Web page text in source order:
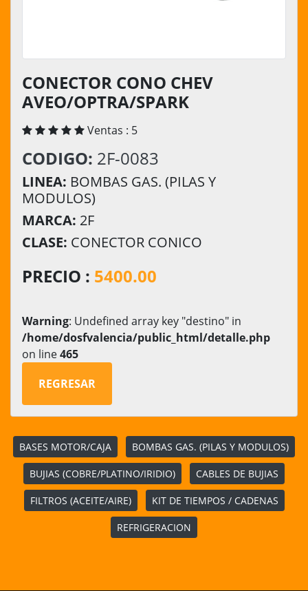
CONECTOR CONO CHEV
AVEO/OPTRA/SPARK
Ventas : 5
CODIGO: 2F-0083
LINEA: BOMBAS GAS. (PILAS Y
MODULOS)
MARCA: 2F
CLASE: CONECTOR CONICO
PRECIO : 5400.00
Warning: Undefined array key "destino" in
/home/dosfvalencia/public_html/detalle.php
on line465
REGRESAR
BASES MOTOR/CAJA BOMBAS GAS. (PILAS Y MODULOS)
BUJIAS (COBRE/PLATINO/IRIDIO) CABLES DE BUJIAS
FILTROS (ACEITE/AIRE) KIT DE TIEMPOS / CADENAS
REFRIGERACION